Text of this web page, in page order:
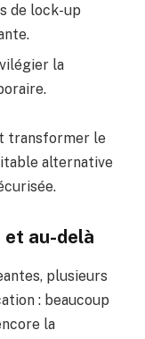
de lock-up
la
transformer le
alternative
et au-delà
plusieurs
: beaucoup
la